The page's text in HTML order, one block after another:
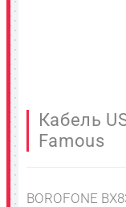
Кабель
Famous
BOROFONE